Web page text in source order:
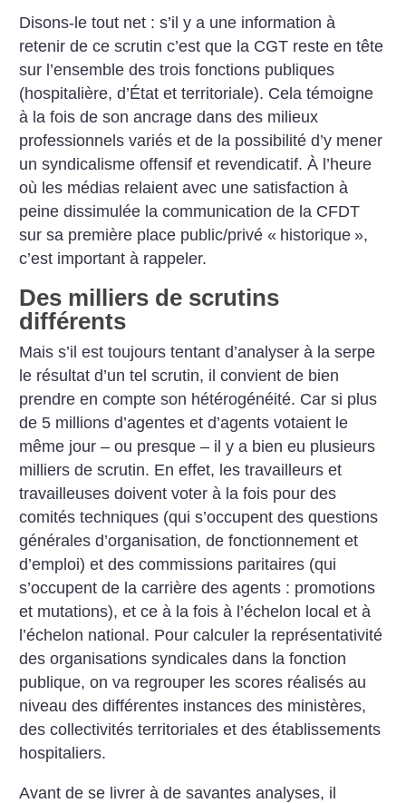
Disons-le tout net : s’il y a une information à
retenir de ce scrutin c’est que la CGT reste en tête
sur l’ensemble des trois fonctions publiques
(hospitalière, d’État et territoriale). Cela témoigne
à la fois de son ancrage dans des milieux
professionnels variés et de la possibilité d’y mener
un syndicalisme offensif et revendicatif. À l’heure
où les médias relaient avec une satisfaction à
peine ­dissimulée la communication de la CFDT
sur sa première place public/privé « historique »,
c’est important à rappeler.
Des milliers de scrutins
différents
Mais s’il est toujours tentant d’analyser à la serpe
le résultat d’un tel scrutin, il convient de bien
prendre en compte son hétérogénéité. Car si plus
de 5 millions d’agentes et d’agents votaient le
même jour – ou presque – il y a bien eu plusieurs
milliers de scrutin. En effet, les travailleurs et
travailleuses doivent voter à la fois pour des
comités techniques (qui s’occupent des questions
générales d’organisation, de fonctionnement et
d’emploi) et des commissions paritaires (qui
s’occupent de la carrière des agents : promotions
et mutations), et ce à la fois à l’échelon local et à
l’échelon national. Pour calculer la représentativité
des organisations syndicales dans la fonction
publique, on va regrouper les scores réalisés au
niveau des différentes instances des ministères,
des collectivités territoriales et des établissements
hospitaliers.
Avant de se livrer à de savantes analyses, il